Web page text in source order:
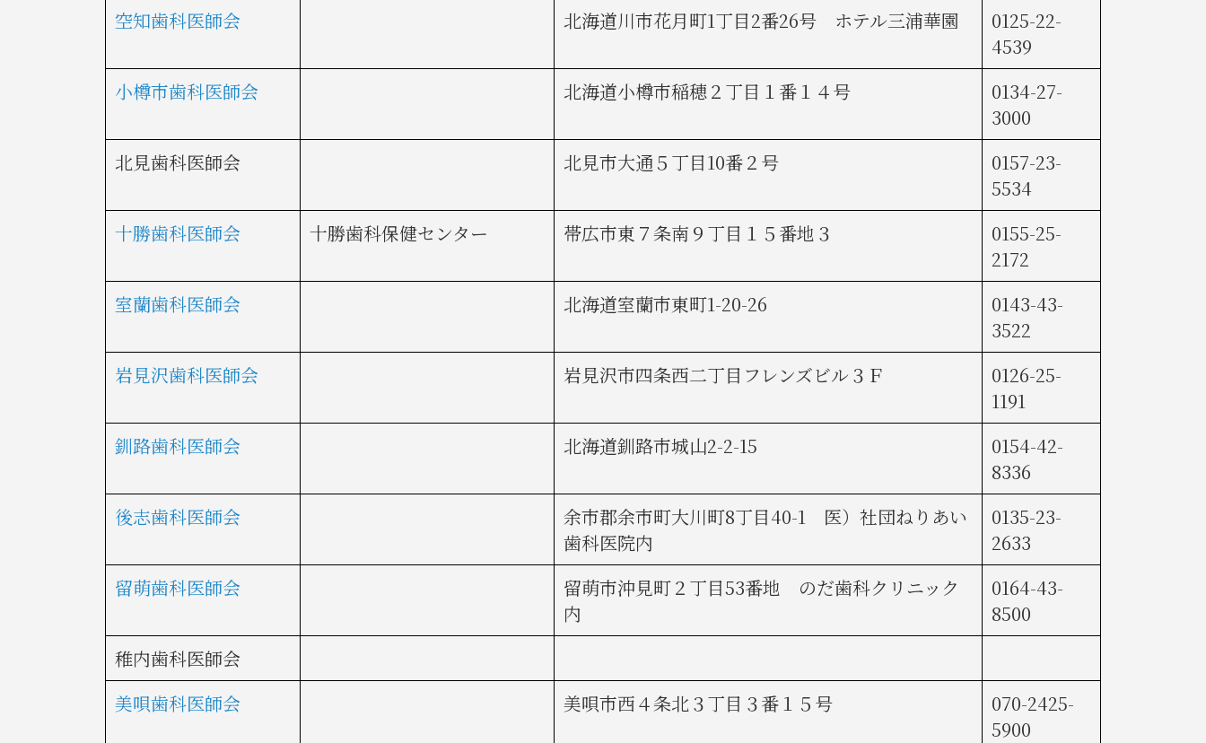
空知歯科医師会
北海道川市花月町1丁目2番26号 ホテル三浦華園
0125-22-
4539
小樽市歯科医師会
北海道小樽市稲穂２丁目１番１４号
0134-27-
3000
北見歯科医師会
北見市大通５丁目10番２号
0157-23-
5534
十勝歯科医師会
十勝歯科保健センター 帯広市東７条南９丁目１５番地３
0155-25-
2172
室蘭歯科医師会
北海道室蘭市東町1-20-26
0143-43-
3522
岩見沢歯科医師会
岩見沢市四条西二丁目フレンズビル３Ｆ
0126-25-
1191
釧路歯科医師会
北海道釧路市城山2-2-15
0154-42-
8336
後志歯科医師会
余市郡余市町大川町8丁目40-1 医）社団ねりあい
歯科医院内
0135-23-
2633
留萌歯科医師会
留萌市沖見町２丁目53番地 のだ歯科クリニック
内
0164-43-
8500
稚内歯科医師会
美唄歯科医師会
美唄市西４条北３丁目３番１５号
070-2425-
5900